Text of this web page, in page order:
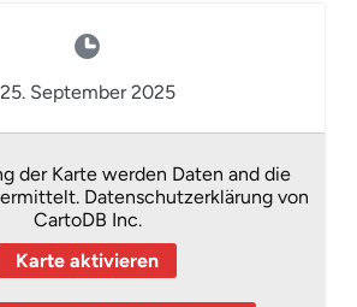
25. September 2025
der Karte werden Daten and die
Datenschutzerklärung von
CartoDB Inc.
Karte aktivieren